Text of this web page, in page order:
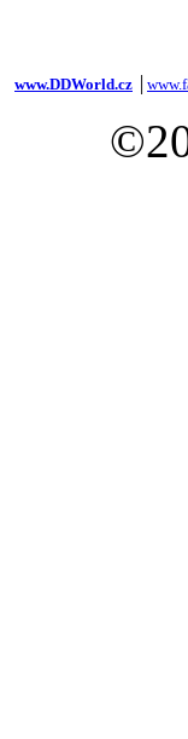
www.DDWorld.cz